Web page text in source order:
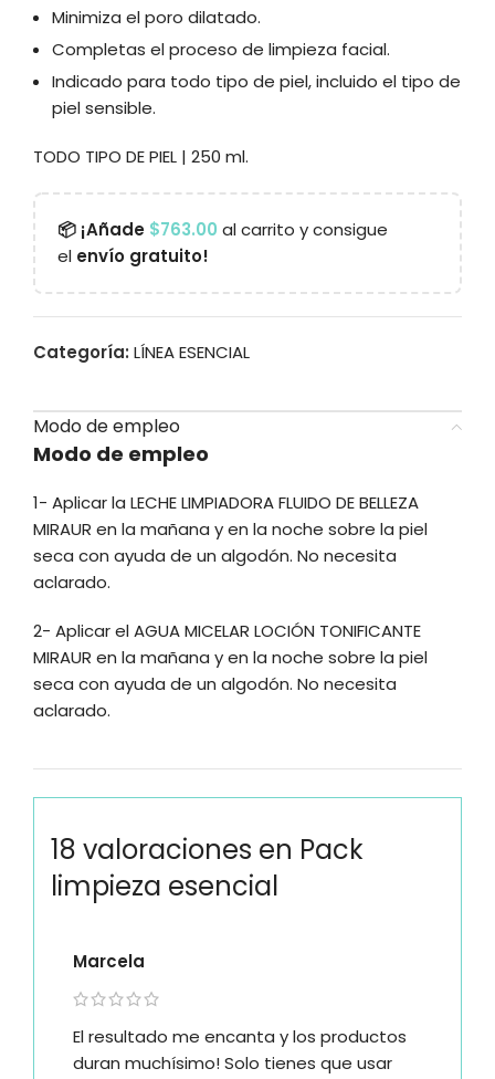
Minimiza el poro dilatado.
Completas el proceso de limpieza facial.
Indicado para todo tipo de piel, incluido el tipo de
piel sensible.
TODO TIPO DE PIEL | 250 ml.
📦 ¡Añade $763.00 al carrito y consigue
el envío gratuito!
Categoría: LÍNEA ESENCIAL
Modo de empleo
Modo de empleo
1- Aplicar la LECHE LIMPIADORA FLUIDO DE BELLEZA
MIRAUR en la mañana y en la noche sobre la piel
seca con ayuda de un algodón. No necesita
aclarado.
2- Aplicar el AGUA MICELAR LOCIÓN TONIFICANTE
MIRAUR en la mañana y en la noche sobre la piel
seca con ayuda de un algodón. No necesita
aclarado.
18 valoraciones en Pack
limpieza esencial
Marcela
El resultado me encanta y los productos
duran muchísimo! Solo tienes que usar